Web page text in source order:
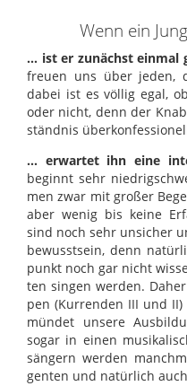
Wenn ein
… ist er zunächst ein­mal
freuen uns über jeden,
dabei ist es völ­lig egal,
oder nicht, denn der
ständ­nis
… erwar­tet ihn eine
beginnt sehr
men zwar mit gro­ßer
aber wenig bis keine
sind noch sehr unsi­cher
be­wusst­sein, denn
punkt noch gar nicht
ten sin­gen wer­den.
pen (Kur­ren­den III und II)
mün­det unsere
sogar in einen
sän­gern wer­den
gen­ten und natür­lich